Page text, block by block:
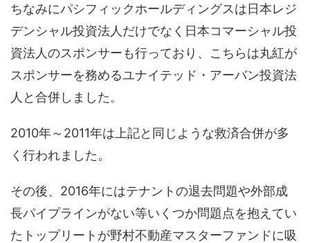
ちなみにパシフィックホールディングスは日本レジ
デンシャル投資法人だけでなく日本コマーシャル投
資法人のスポンサーも行っており、こちらは丸紅が
スポンサーを務めるユナイテッド・アーバン投資法
人と合併しました。
2010年～2011年は上記と同じような救済合併が多
く行われました。
その後、2016年にはテナントの退去問題や外部成
長パイプラインがない等いくつか問題点を抱えてい
たトップリートが野村不動産マスターファンドに吸